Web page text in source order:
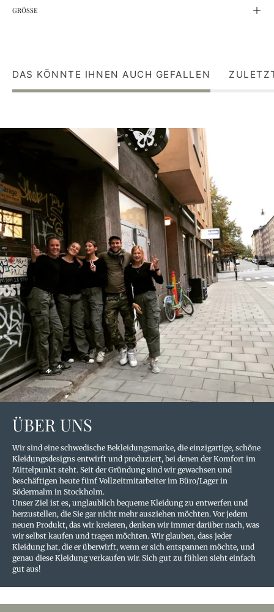
GRÖSSE
DAS KÖNNTE IHNEN AUCH GEFALLEN
ÜBER UNS
Wir sind eine schwedische Bekleidungsmarke, die einzigartige, schöne
Kleidungsdesigns entwirft und produziert, bei denen der Komfort im
Mittelpunkt steht. Seit der Gründung sind wir gewachsen und
beschäftigen heute fünf Vollzeitmitarbeiter im Büro/Lager in
Södermalm in Stockholm.
Unser Ziel ist es, unglaublich bequeme Kleidung zu entwerfen und
herzustellen, die Sie gar nicht mehr ausziehen möchten. Vor jedem
neuen Produkt, das wir kreieren, denken wir immer darüber nach, was
wir selbst kaufen und tragen möchten. Wir glauben, dass jeder
Kleidung hat, die er überwirft, wenn er sich entspannen möchte, und
genau diese Kleidung verkaufen wir. Sich gut zu fühlen sieht einfach
gut aus!